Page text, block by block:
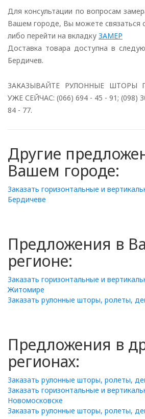
Для консультации по вопросам
Вашем городе, Вы можете
либо перейти на вкладку ЗАМЕР
Доставка товара доступна в
Бердичев.
ЗАКАЗЫВАЙТЕ РУЛОННЫЕ
УЖЕ СЕЙЧАС: (066) 694 - 45 - 91; (098)
84 - 77.
Другие
Вашем городе:
Заказать горизонтальные и
Бердичеве
Предложения в
регионе:
Заказать горизонтальные и
Житомире
Заказать рулонные шторы, ролеты,
Предложения в
регионах:
Заказать рулонные шторы, ролеты,
Заказать горизонтальные и
Новомосковске
Заказать рулонные шторы, ролеты,